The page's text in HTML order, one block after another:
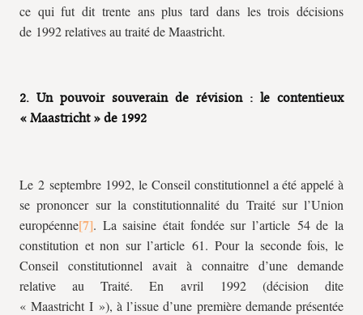
ce qui fut dit trente ans plus tard dans les trois décisions
de 1992 relatives au traité de Maastricht.
2. Un pouvoir souverain de révision : le contentieux
« Maastricht » de 1992
Le 2 septembre 1992, le Conseil constitutionnel a été appelé à
se prononcer sur la constitutionnalité du Traité sur l’Union
européenne
. La saisine était fondée sur l’article 54 de la
constitution et non sur l’article 61. Pour la seconde fois, le
Conseil constitutionnel avait à connaitre d’une demande
relative au Traité. En avril 1992 (décision dite
« Maastricht I »), à l’issue d’une première demande présentée